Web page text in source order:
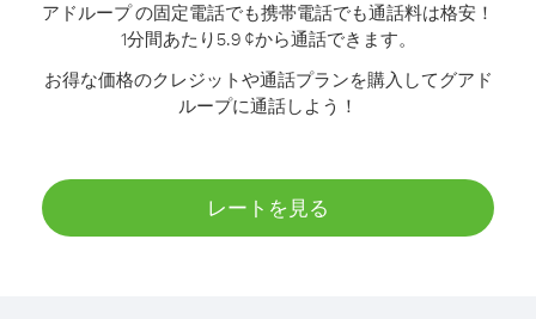
アドループ の固定電話でも携帯電話でも通話料は格安！
1分間あたり5.9 ¢から通話できます。
お得な価格のクレジットや通話プランを購入してグアド
ループに通話しよう！
レートを見る